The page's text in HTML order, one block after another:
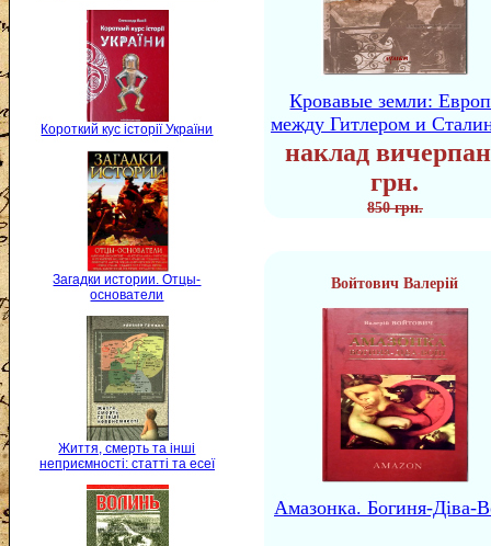
Короткий кус історії України
Загадки истории. Отцы-
основатели
Життя, смерть та інші
неприємності: статті та есеї
Кровавые земли:
между Гитлером и
наклад
грн.
850 грн.
Войтович Валерій
Амазонка. Богиня-Діва-